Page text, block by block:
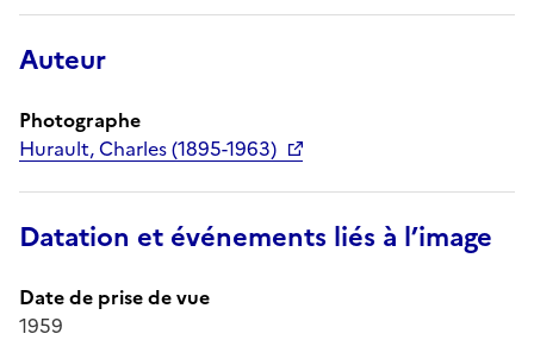
Auteur
Photographe
Hurault, Charles (1895-1963)
Datation et événements liés à l’image
Date de prise de vue
1959